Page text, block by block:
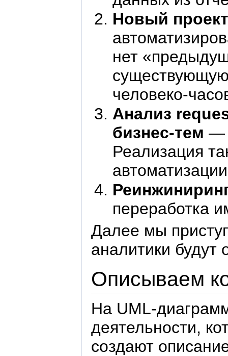
Новый
нет
существующую
человеко-
Анализ
бизнес-тем —
Реализация
переработка
Далее мы
аналитики
Описываем
На UML-
деятельности,
создают